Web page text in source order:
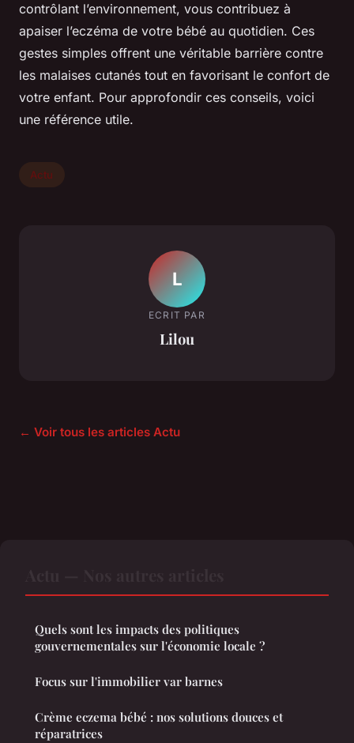
contrôlant l’environnement, vous contribuez à
apaiser l’eczéma de votre bébé au quotidien. Ces
gestes simples offrent une véritable barrière contre
les malaises cutanés tout en favorisant le confort de
votre enfant. Pour approfondir ces conseils, voici
une référence utile.
Actu
L
ECRIT PAR
Lilou
← Voir tous les articles Actu
Quels sont les impacts des politiques
gouvernementales sur l'économie locale ?
Focus sur l'immobilier var barnes
Crème eczema bébé : nos solutions douces et
réparatrices